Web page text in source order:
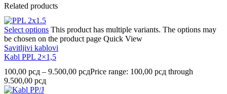
Related products
Select options This product has multiple variants. The options may
be chosen on the product page Quick View
Savitljivi kablovi
Kabl PPL 2×1,5
100,00 рсд – 9.500,00 рсдPrice range: 100,00 рсд through
9.500,00 рсд